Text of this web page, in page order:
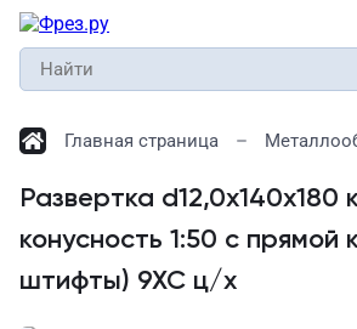
Главная страница
Развертка d12,0х140х180
конусность 1:50 с прямой
штифты) 9ХС ц/х